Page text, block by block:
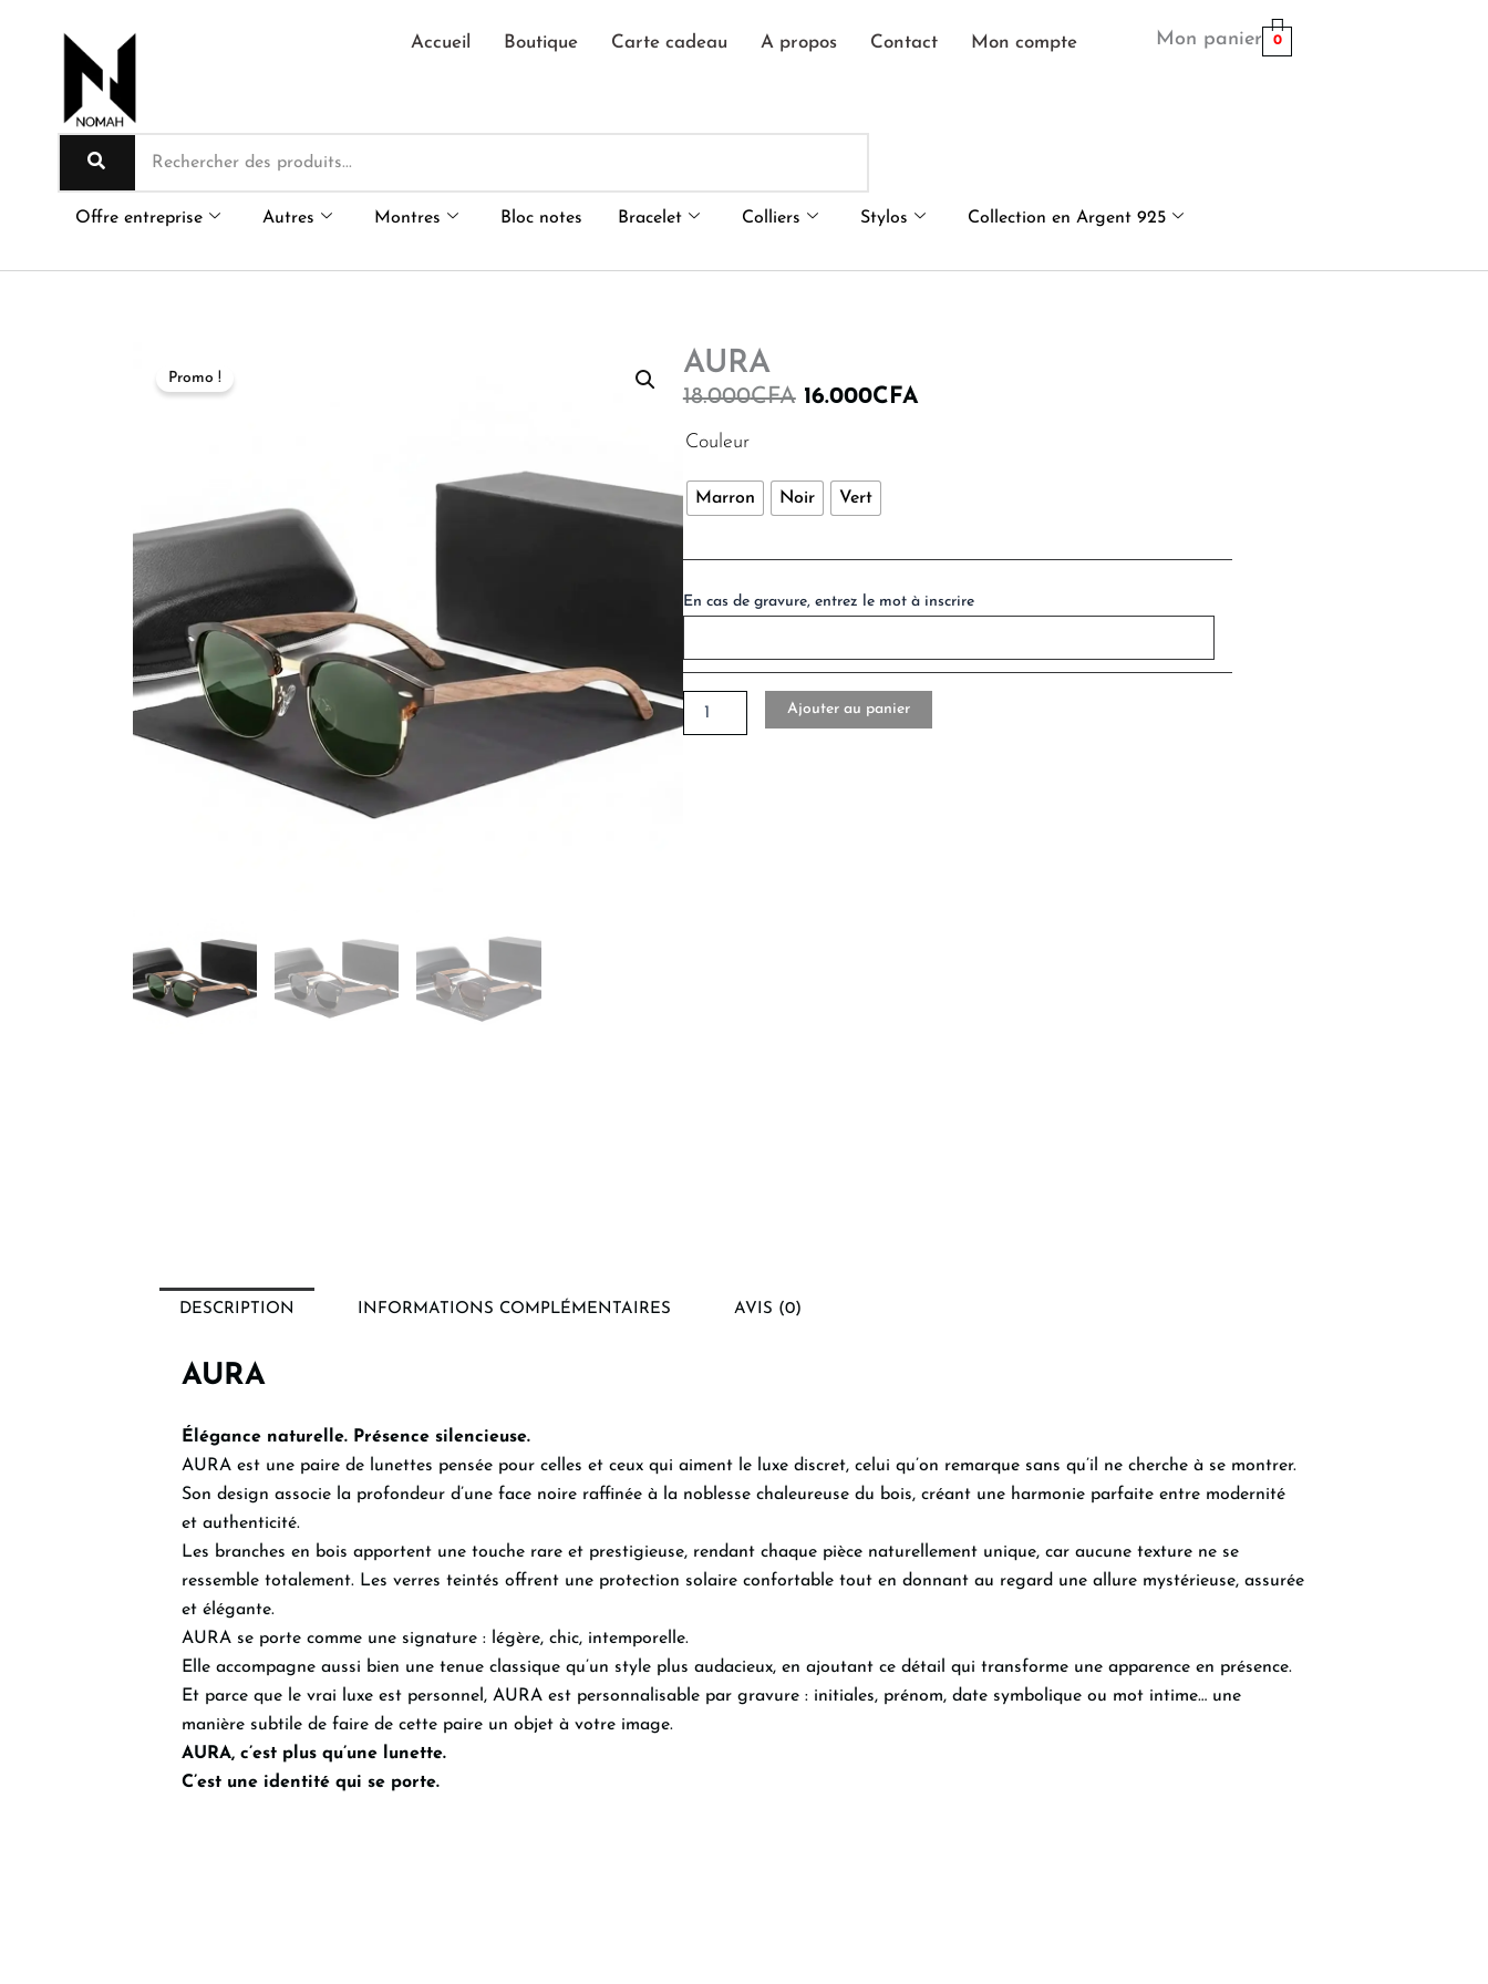
Accueil Boutique Carte cadeau A propos Contact Mon compte Mon panier 0
Offre entreprise Autres Montres Bloc notes Bracelet Colliers Stylos Collection en Argent 925
Promo ! AURA
18.000CFA Le
était :
16.000CFALe
Couleur
Marron Noir Vert
En cas de gravure, entrez le mot à inscrire
quantité
de
Ajouter au panier
DESCRIPTION INFORMATIONS COMPLÉMENTAIRES AVIS (0)
AURA
Élégance naturelle. Présence silencieuse.
AURA est une paire de lunettes pensée pour celles et ceux qui aiment le luxe discret, celui qu’on remarque sans qu’il ne cherche à se montrer.
Son design associe la profondeur d’une face noire raffinée à la noblesse chaleureuse du bois, créant une harmonie parfaite entre modernité
et authenticité.
Les branches en bois apportent une touche rare et prestigieuse, rendant chaque pièce naturellement unique, car aucune texture ne se
ressemble totalement. Les verres teintés offrent une protection solaire confortable tout en donnant au regard une allure mystérieuse, assurée
et élégante.
AURA se porte comme une signature : légère, chic, intemporelle.
Elle accompagne aussi bien une tenue classique qu’un style plus audacieux, en ajoutant ce détail qui transforme une apparence en présence.
Et parce que le vrai luxe est personnel, AURA est personnalisable par gravure : initiales, prénom, date symbolique ou mot intime… une
manière subtile de faire de cette paire un objet à votre image.
AURA, c’est plus qu’une lunette.
C’est une identité qui se porte.